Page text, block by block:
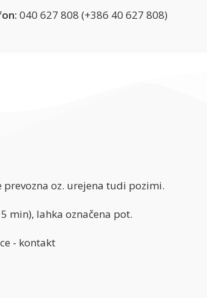
040 627 808 (+386 40 627 808)
oz. urejena tudi pozimi.
min), lahka označena pot.
- kontakt